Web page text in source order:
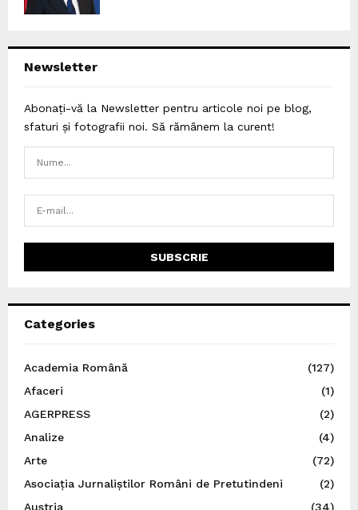
Newsletter
Abonați-vă la Newsletter pentru articole noi pe blog,
sfaturi și fotografii noi. Să rămânem la curent!
Categories
Academia Română
(127)
Afaceri
(1)
AGERPRESS
(2)
Analize
(4)
Arte
(72)
Asociația Jurnaliștilor Români de Pretutindeni
(2)
Austria
(34)